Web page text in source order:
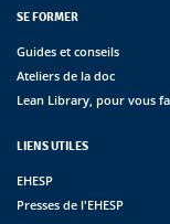
SE FORMER
Guides et conseils
Ateliers de la doc
Lean Library, pour vous
LIENS UTILES
EHESP
Presses de l'EHESP